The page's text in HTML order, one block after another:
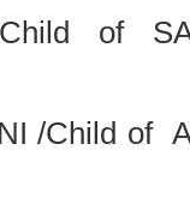
/Child of
/Child